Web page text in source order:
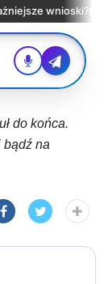
do końca.
na